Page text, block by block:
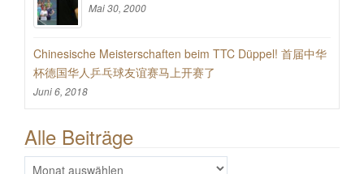
Mai 30, 2000
Chinesische Meisterschaften beim TTC Düppel! 首届中华
杯德国华人乒乓球友谊赛马上开赛了
Juni 6, 2018
Alle Beiträge
Alle